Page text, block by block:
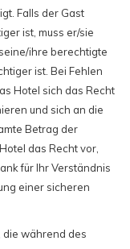
Falls der Gast
ist, muss er/sie
ihre berechtigte
ist. Bei Fehlen
Hotel sich das Recht
und sich an die
Betrag der
das Recht vor,
für Ihr Verständnis
einer sicheren
die während des